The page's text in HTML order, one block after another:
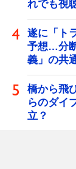
れでも視
遂に「ト
予想…分
義」の共
橋から飛
らのダイ
立？